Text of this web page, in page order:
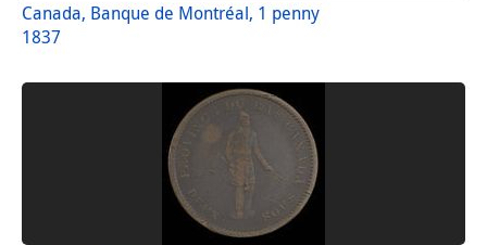
Canada, Banque de Montréal, 1 penny
1837